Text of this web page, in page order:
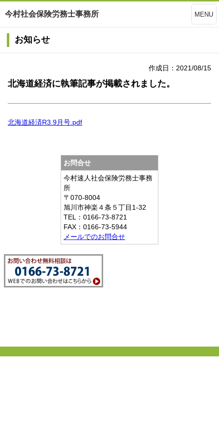
今村社会保険労務士事務所 MENU
お知らせ
作成日：2021/08/15
北海道経済に執筆記事が掲載されました。
北海道経済R3.9月号.pdf
お問合せ
今村速人社会保険労務士事務
所
〒070-8004
旭川市神楽４条５丁目1-32
TEL：0166-73-8721
FAX：0166-73-5944
メールでのお問合せ